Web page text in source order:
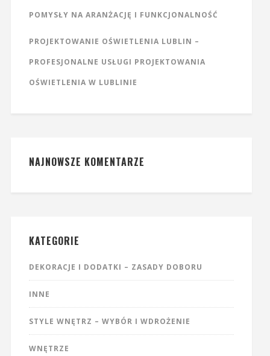
POMYSŁY NA ARANŻACJĘ I FUNKCJONALNOŚĆ
PROJEKTOWANIE OŚWIETLENIA LUBLIN –
PROFESJONALNE USŁUGI PROJEKTOWANIA
OŚWIETLENIA W LUBLINIE
NAJNOWSZE KOMENTARZE
KATEGORIE
DEKORACJE I DODATKI – ZASADY DOBORU
INNE
STYLE WNĘTRZ – WYBÓR I WDROŻENIE
WNĘTRZE